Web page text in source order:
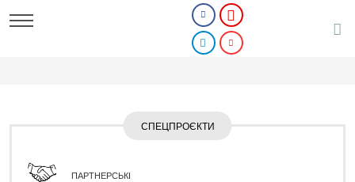
СПЕЦПРОЄКТИ
ПАРТНЕРСЬКІ